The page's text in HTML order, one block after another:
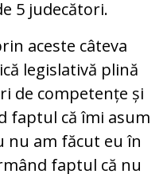
5 judecători.
aceste câteva
legislativă plină
de competențe și
faptul că îmi asum
nu am făcut eu în
faptul că nu